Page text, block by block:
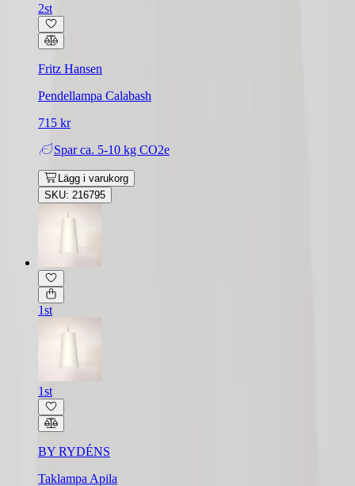
2st
Fritz Hansen
Pendellampa Calabash
715 kr
Spar ca. 5-10 kg CO2e
Lägg i varukorg
SKU: 216795
1st
1st
BY RYDÉNS
Taklampa Apila